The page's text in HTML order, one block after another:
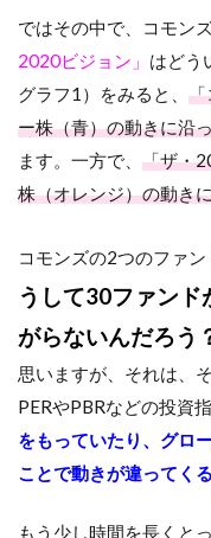
ではその中で、 コモン
2020ビジョン」 はどう
グラフ1 ）をみると、 「
ー株（青）の動きに沿
ます。一方で、 「ザ・
株（オレンジ）の動き
コモンズの2つのファ
うして30ファンド
がらないんだろう
思いますが、それは、
PERやPBRなどの投資
をもっていたり、グロ
ことで動きが違ってく
もう少し時間を長くと